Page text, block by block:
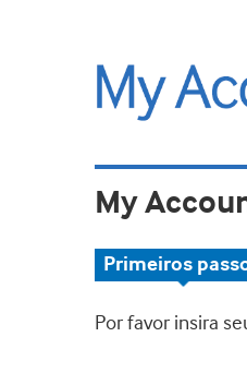
My
Primeiros
Por favor insira